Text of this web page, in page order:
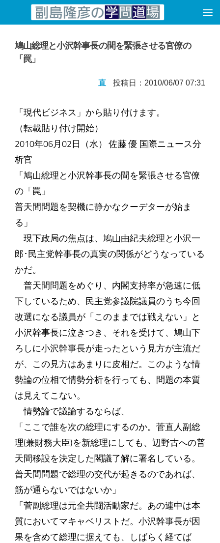
コンテンツへスキップ
鳩山総理と小沢幹事長の間を緊張させる官僚の
「罠」
直 投稿日：2010/06/07 07:31
「現代ビジネス」から貼り付けます。
（転載貼り付け開始）
2010年06月02日（水） 佐藤 優 国際ニュース分
析官
「鳩山総理と小沢幹事長の間を緊張させる官僚
の「罠」
普天間問題を契機に静かなクーデターが始ま
る」
現下政局の焦点は、鳩山由紀夫総理と小沢一
郎･民主党幹事長の真実の関係がどうなっている
かだ。
普天間問題をめぐり、内閣支持率が急速に低
下しているため、民主党参議院議員のうち今回
改選になる議員が「このままでは戦えない」と
小沢幹事長に泣きつき、それを受けて、鳩山下
ろしに小沢幹事長が走ったという見方が主流だ
が、この見方はあまりに皮相だ。このような情
勢論の位相で情勢分析を行っても、問題の本質
は見えてこない。
情勢論で議論するならば、
「ここで誰を次の総理にするのか。菅直人副総
理(兼財務大臣)を新総理にしても、辺野古への普
天間移設を決定した閣議了解に署名している。
普天間問題で総理の交代が起きるのであれば、
筋が通らないではないか」
「菅副総理は元全共闘活動家だ。あの連中は本
質においてマキャベリストだ。小沢幹事長が因
果を含めて総理に据えても、しばらく経てば